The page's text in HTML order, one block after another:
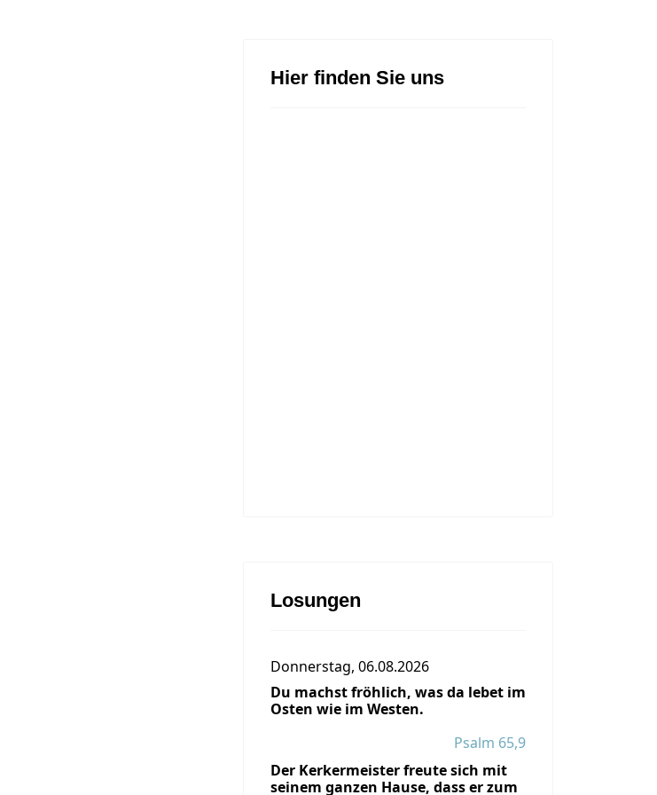
Hier finden Sie uns
Losungen
Donnerstag, 06.08.2026
Du machst fröhlich, was da lebet im
Osten wie im Westen.
Psalm 65,9
Der Kerkermeister freute sich mit
seinem ganzen Hause, dass er zum